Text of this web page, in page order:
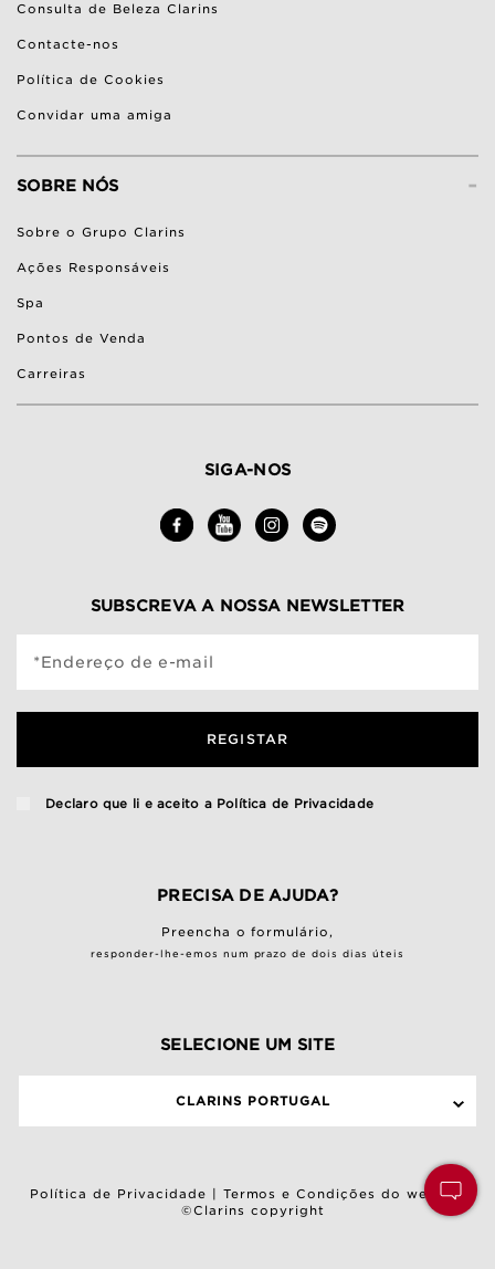
Consulta de Beleza Clarins
Contacte-nos
Política de Cookies
Convidar uma amiga
-
SOBRE NÓS
Sobre o Grupo Clarins
Ações Responsáveis
Spa
Pontos de Venda
Carreiras
SIGA-NOS
SUBSCREVA A NOSSA NEWSLETTER
*Endereço de e-mail
REGISTAR
Declaro que li e aceito a Política de Privacidade
PRECISA DE AJUDA?
Preencha oformulário,
responder-lhe-emos num prazo de dois dias úteis
SELECIONE UM SITE
CLARINS PORTUGAL
Política de Privacidade
Termos e Condições do website
©Clarins copyright